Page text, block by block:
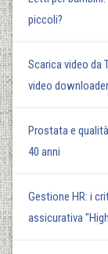
piccoli?
Scarica video da
video
Prostata e
40 anni
Gestione HR: i
assicurativa